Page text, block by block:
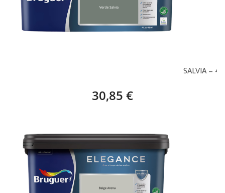
BRUGUER ELEGANCE, NATURALEZA SERENA, VERDE SALVIA – 4
30,85 €